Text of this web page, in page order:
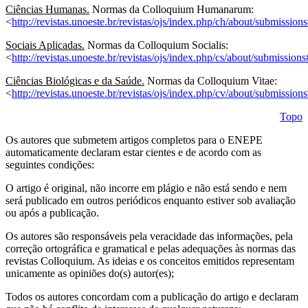
Ciências Humanas. Normas da Colloquium Humanarum:
<http://revistas.unoeste.br/revistas/ojs/index.php/ch/about/
Sociais Aplicadas. Normas da Colloquium Socialis:
<http://revistas.unoeste.br/revistas/ojs/index.php/cs/about/
Ciências Biológicas e da Saúde. Normas da Colloquium Vitae:
<http://revistas.unoeste.br/revistas/ojs/index.php/cv/about/
Topo
Os autores que submetem artigos completos para o ENEPE
automaticamente declaram estar cientes e de acordo com as
seguintes condições:
O artigo é original, não incorre em plágio e não está sendo e nem
será publicado em outros periódicos enquanto estiver sob avaliação
ou após a publicação.
Os autores são responsáveis pela veracidade das informações, pela
correção ortográfica e gramatical e pelas adequações às normas das
revistas Colloquium. As ideias e os conceitos emitidos representam
unicamente as opiniões do(s) autor(es);
Todos os autores concordam com a publicação do artigo e declaram